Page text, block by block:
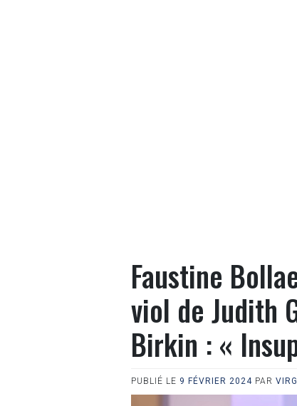
Faustine
viol de Judith
Birkin : «
PUBLIÉ LE 9 FÉVRIER 2024 PAR